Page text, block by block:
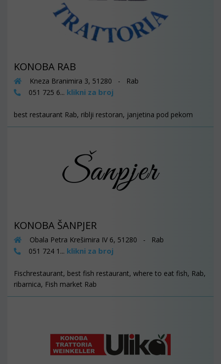
KONOBA RAB
Kneza Branimira 3, 51280 - Rab
051 725 6... klikni za broj
best restaurant Rab, riblji restoran, janjetina pod pekom
KONOBA ŠANPJER
Obala Petra Krešimira IV 6, 51280 - Rab
051 724 1... klikni za broj
Fischrestaurant, best fish restaurant, where to eat fish, Rab,
ribarnica, Fish market Rab